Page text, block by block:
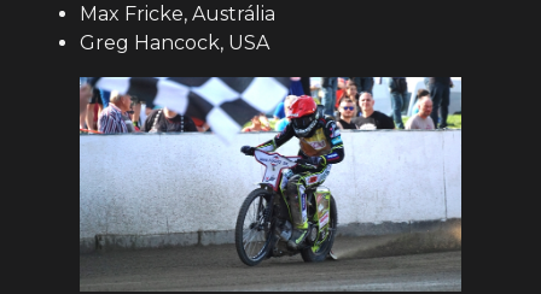
Max Fricke, Austrália
Greg Hancock, USA